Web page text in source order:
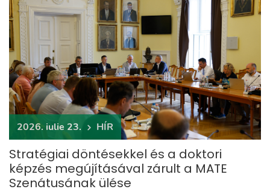
2026. iulie 23. HÍR
Stratégiai döntésekkel és a doktori
képzés megújításával zárult a MATE
Szenátusának ülése